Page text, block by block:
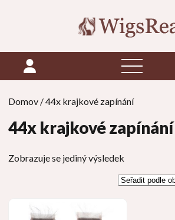
otevřít
menu
Domov / 44x krajkové zapínání
44x krajkové zapínání
Zobrazuje se jediný výsledek